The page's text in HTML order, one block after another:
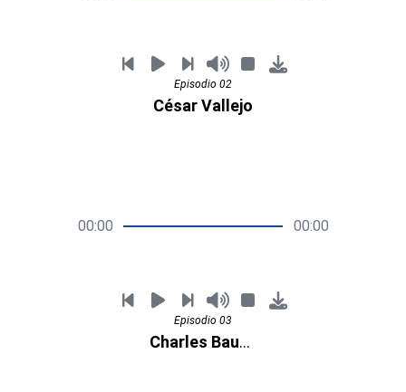
Episodio 02
César Vallejo
00:00 00:00
Episodio 03
Charles Baudelaire